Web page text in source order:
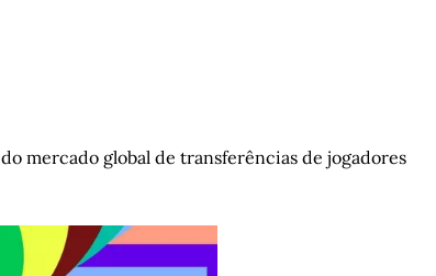
mercado global de transferências de jogadores